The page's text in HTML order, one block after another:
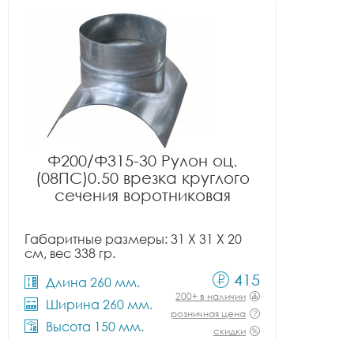
Ф200/Ф315-30 Рулон оц.
(08ПС)0.50 врезка круглого
сечения воротниковая
Габаритные размеры: 31 X 31 X 20
см, вес 338 гр.
Длина 260 мм.
Ширина 260 мм.
Высота 150 мм.
415
200+ в наличии
розничная цена
скидки